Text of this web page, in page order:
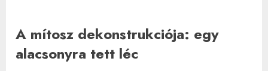
A mítosz dekonstrukciója: egy
alacsonyra tett léc